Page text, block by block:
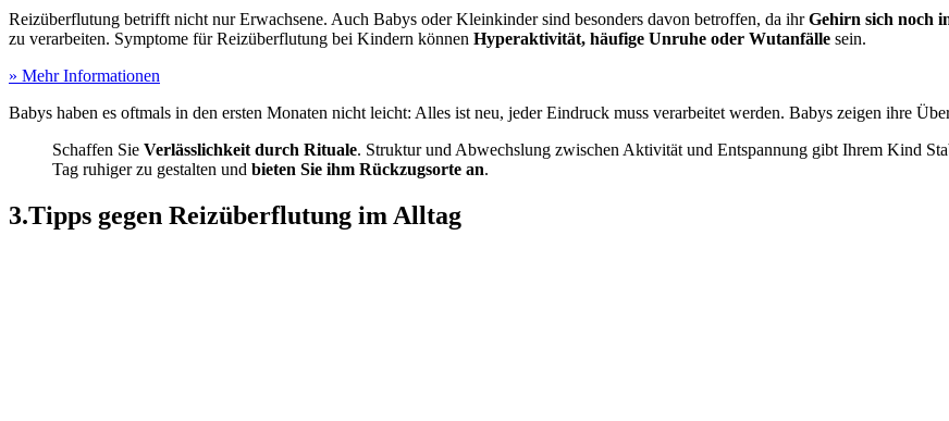
Reizüberflutung betrifft nicht nur Erwachsene. Auch Babys oder Kleinkinder sind besonders davon betroffen, da ihrGehirn sich noch
zu verarbeiten. Symptome für Reizüberflutung bei Kindern können Hyperaktivität, häufige Unruhe oder Wutanfälle sein.
» Mehr Informationen
Babys haben es oftmals in den ersten Monaten nicht leicht: Alles ist neu, jeder Eindruck muss verarbeitet werden. Babys zeigen ihre
Schaffen Sie Verlässlichkeit durch Rituale. Struktur und Abwechslung zwischen Aktivität und Entspannung gibt Ihrem Kind
Tag ruhiger zu gestalten und bieten Sie ihm Rückzugsorte an.
3.Tipps gegen Reizüberflutung im Alltag